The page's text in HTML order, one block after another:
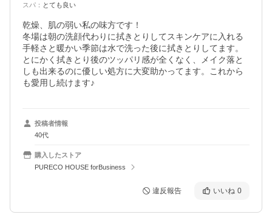
スパ ： とても良い
乾燥、肌の弱い私の味方です！
冬場は朝の洗顔代わりに拭きとりしてスキンケアに入れる
手軽さと暖かい季節は水で洗った後に拭きとりしてます。
とにかく拭きとり後のツッパリ感が全くなく、メイク落と
しも出来るのに優しい処方に大変助かってます。これから
も愛用し続けます♪
投稿者情報
40代
購入したストア
PURECO HOUSE forBusiness
違反報告 いいね 0